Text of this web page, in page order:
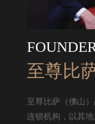
至尊比
至尊比萨（佛山
连锁机构，以其